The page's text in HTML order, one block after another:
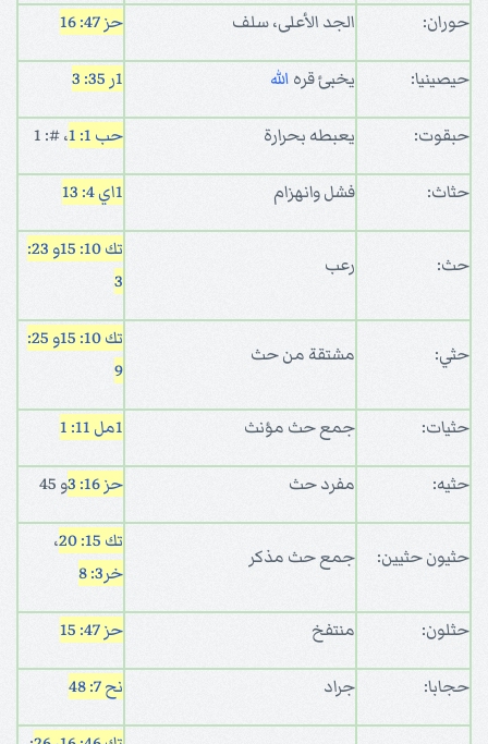
حوران: الجد الأعلى، سلف حز 47: 16
حيصينيا: يخبئ قره الله 1ر 35: 3
حبقوت: يعبطه بحرارة حب 1: 1 ، #: 1
حثاث: فشل وانهزام 1اي 4: 13
حث: رعب
تك 10: 15
و 23:
3
حثي: مشتقة من حث
تك 10: 15
و 25:
9
حثيات: جمع حث مؤنث 1مل 11: 1
حثيه: مفرد حث حز 16: 3 و 45
حثيون حثيين: جمع حث مذكر
تك 15: 20
،
خر3: 8
حثلون: منتفخ حز 47: 15
حجابا: جراد نح 7: 48